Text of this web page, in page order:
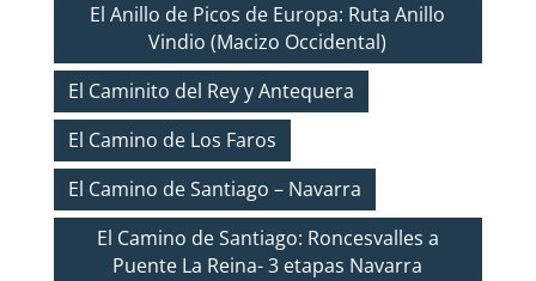
El Anillo de Picos de Europa: Ruta Anillo
Vindio (Macizo Occidental)
El Caminito del Rey y Antequera
El Camino de Los Faros
El Camino de Santiago – Navarra
El Camino de Santiago: Roncesvalles a
Puente La Reina- 3 etapas Navarra